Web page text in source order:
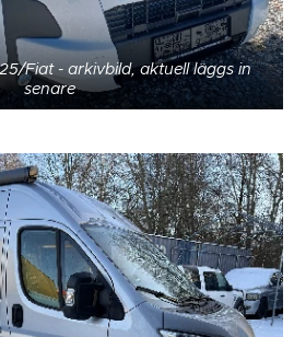
Fiat - arkivbild, aktuell läggs in
senare